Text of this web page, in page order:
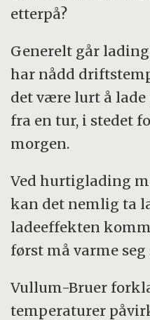
etterpå?
Generelt går
har nådd
det være lurt å
fra en tur, i stedet
morgen.
Ved hurtiglading
kan det nemlig ta
ladeeffekten
først må varme seg
Vullum-Bruer
temperaturer